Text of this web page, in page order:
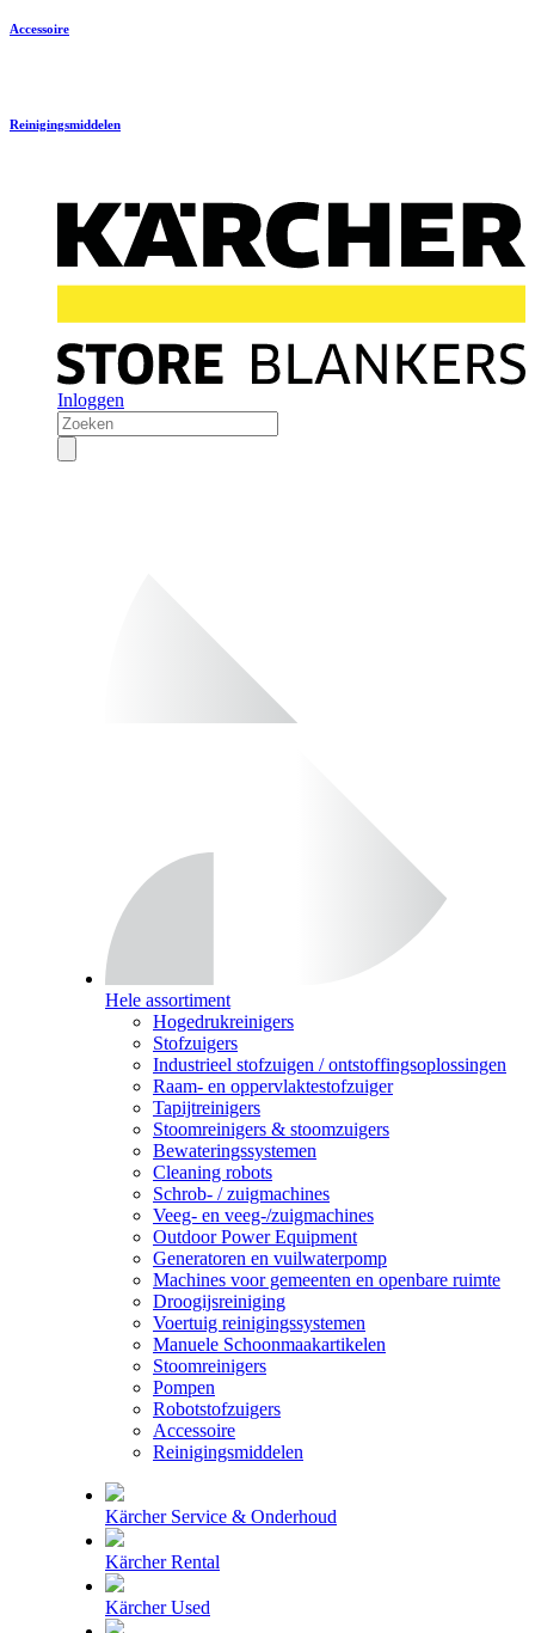
Accessoire
Reinigingsmiddelen
Inloggen
Hele assortiment
Hogedrukreinigers
Stofzuigers
Industrieel stofzuigen / ontstoffingsoplossingen
Raam- en oppervlaktestofzuiger
Tapijtreinigers
Stoomreinigers & stoomzuigers
Bewateringssystemen
Cleaning robots
Schrob- / zuigmachines
Veeg- en veeg-/zuigmachines
Outdoor Power Equipment
Generatoren en vuilwaterpomp
Machines voor gemeenten en openbare ruimte
Droogijsreiniging
Voertuig reinigingssystemen
Manuele Schoonmaakartikelen
Stoomreinigers
Pompen
Robotstofzuigers
Accessoire
Reinigingsmiddelen
Kärcher Service & Onderhoud
Kärcher Rental
Kärcher Used